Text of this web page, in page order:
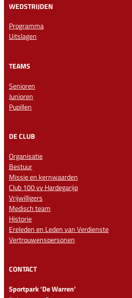
WEDSTRIJDEN
Programma
Uitslagen
TEAMS
Senioren
Junioren
Pupillen
DE CLUB
Organisatie
Bestuur
Missie en kernwaarden
Club 100 vv Hardegarijp
Vrijwilligers
Medisch team
Historie
Ereleden en Leden van Verdienste
Vertrouwenspersonen
CONTACT
Sportpark ‘De Warren’